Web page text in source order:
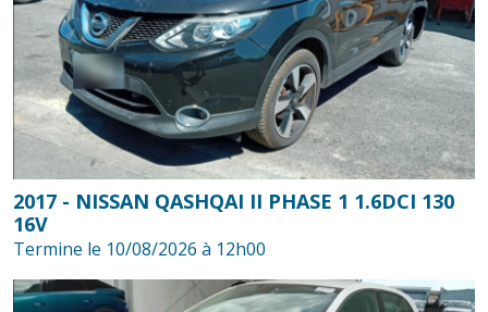
2017 - NISSAN QASHQAI II PHASE 1 1.6DCI 130
16V
Termine le 10/08/2026 à 12h00